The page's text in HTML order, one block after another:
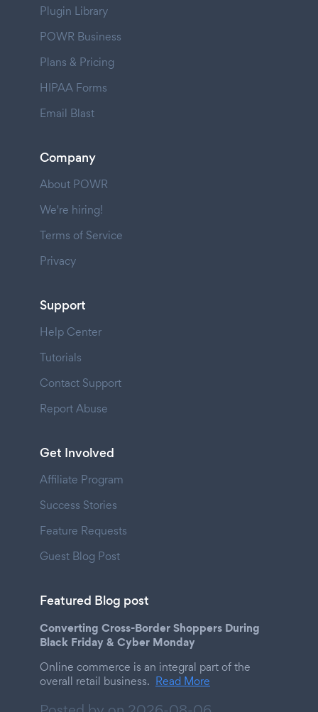
Plugin Library
POWR Business
Plans & Pricing
HIPAA Forms
Email Blast
Company
About POWR
We're hiring!
Terms of Service
Privacy
Support
Help Center
Tutorials
Contact Support
Report Abuse
Get Involved
Affiliate Program
Success Stories
Feature Requests
Guest Blog Post
Featured Blog post
Converting Cross-Border Shoppers During
Black Friday & Cyber Monday
Online commerce is an integral part of the
overall retail business. Read More